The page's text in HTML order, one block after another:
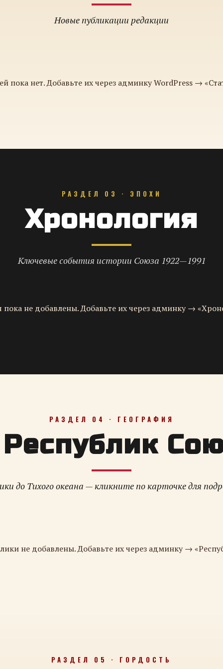
Новые публикации редакции
пока нет. Добавьте их через админку WordPress →
РАЗДЕЛ 03 · ЭПОХИ
Хронология
Ключевые события истории Союза 1922—1991
пока не добавлены. Добавьте их через админку →
РАЗДЕЛ 04 · ГЕОГРАФИЯ
Республик
до Тихого океана — кликните по карточке для
не добавлены. Добавьте их через админку →
РАЗДЕЛ 05 · ГОРДОСТЬ